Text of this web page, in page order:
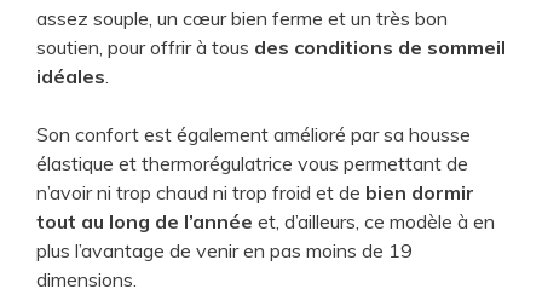
assez souple, un cœur bien ferme et un très bon
soutien, pour offrir à tous des conditions de sommeil
idéales
Son confort est également amélioré par sa housse
élastique et thermorégulatrice vous permettant de
n’avoir ni trop chaud ni trop froid et de bien dormir
tout au long de l’année et, d’ailleurs, ce modèle à en
plus l’avantage de venir en pas moins de 19
dimensions.